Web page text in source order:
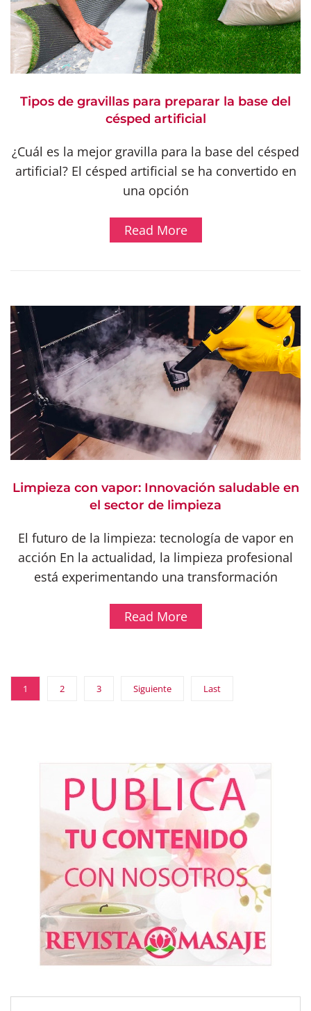
Tipos de gravillas para preparar la base del
césped artificial
¿Cuál es la mejor gravilla para la base del césped
artificial? El césped artificial se ha convertido en
una opción
Read More
Limpieza con vapor: Innovación saludable en
el sector de limpieza
El futuro de la limpieza: tecnología de vapor en
acción En la actualidad, la limpieza profesional
está experimentando una transformación
Read More
1 2 3 Siguiente Last